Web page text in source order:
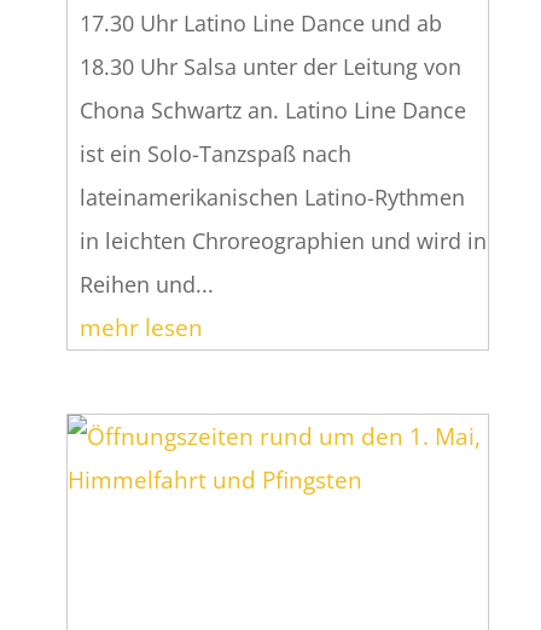
17.30 Uhr Latino Line Dance und ab
18.30 Uhr Salsa unter der Leitung von
Chona Schwartz an. Latino Line Dance
ist ein Solo-Tanzspaß nach
lateinamerikanischen Latino-Rythmen
in leichten Chroreographien und wird in
Reihen und...
mehr lesen